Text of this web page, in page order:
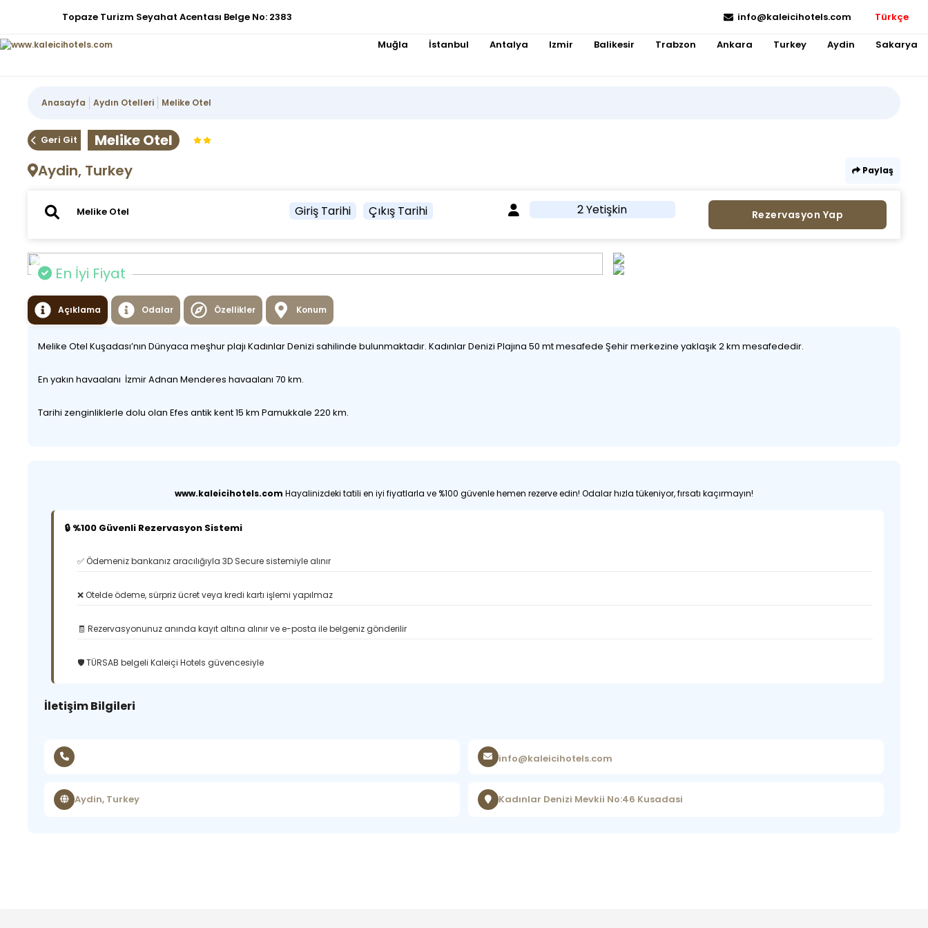
Topaze Turizm Seyahat Acentası Belge No: 2383 info@kaleicihotels.com Türkçe
Muğla İstanbul Antalya Izmir Balikesir Trabzon Ankara Turkey Aydin Sakarya
Anasayfa Aydın Otelleri Melike Otel
Geri Git
Melike Otel
Aydin, Turkey
Paylaş
Giriş Tarihi Çıkış Tarihi 2 Yetişkin Rezervasyon Yap
En İyi Fiyat
Açıklama Odalar Özellikler Konum
Melike Otel Kuşadası’nın Dünyaca meşhur plajı Kadınlar Denizi sahilinde bulunmaktadır. Kadınlar Denizi Plajına 50 mt mesafede Şehir merkezine yaklaşık 2 km mesafededir.
En yakın havaalanı İzmir Adnan Menderes havaalanı 70 km.
Tarihi zenginliklerle dolu olan Efes antik kent 15 km Pamukkale 220 km.
www.kaleicihotels.com Hayalinizdeki tatili en iyi fiyatlarla ve %100 güvenle hemen rezerve edin! Odalar hızla tükeniyor, fırsatı kaçırmayın!
🔒 %100 Güvenli Rezervasyon Sistemi
✅ Ödemeniz bankanız aracılığıyla 3D Secure sistemiyle alınır
❌ Otelde ödeme, sürpriz ücret veya kredi kartı işlemi yapılmaz
🧾 Rezervasyonunuz anında kayıt altına alınır ve e-posta ile belgeniz gönderilir
🛡️ TÜRSAB belgeli Kaleiçi Hotels güvencesiyle
İletişim Bilgileri
info@kaleicihotels.com
Aydin, Turkey Kadınlar Denizi Mevkii No:46 Kusadasi